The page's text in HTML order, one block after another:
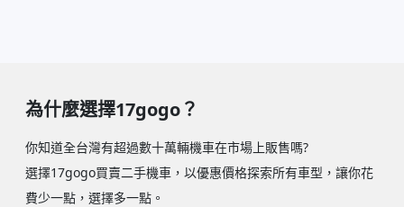
為什麼選擇17gogo？
你知道全台灣有超過數十萬輛機車在市場上販售嗎?
選擇17gogo買賣二手機車，以優惠價格探索所有車型，讓你花
費少一點，選擇多一點。